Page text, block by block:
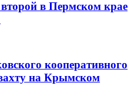
в Пермском крае
кооперативного
на Крымском